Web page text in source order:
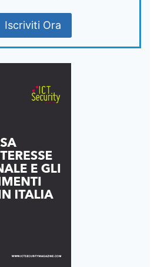
Iscriviti Ora